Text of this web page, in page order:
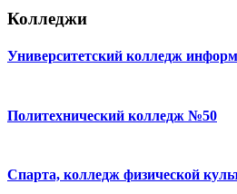
Колледжи
Университетский колледж
Политехнический колледж №50
Спарта, колледж физической